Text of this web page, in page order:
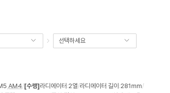
선택하세요
AM4/[수랭]라디에이터 :2열/라디에이터 길이 :281mm/